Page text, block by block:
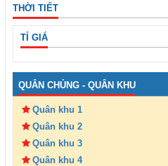
THỜI TIẾT
TỈ GIÁ
QUÂN CHỦNG - QUÂN KHU
Quân khu 1
Quân khu 2
Quân khu 3
Quân khu 4